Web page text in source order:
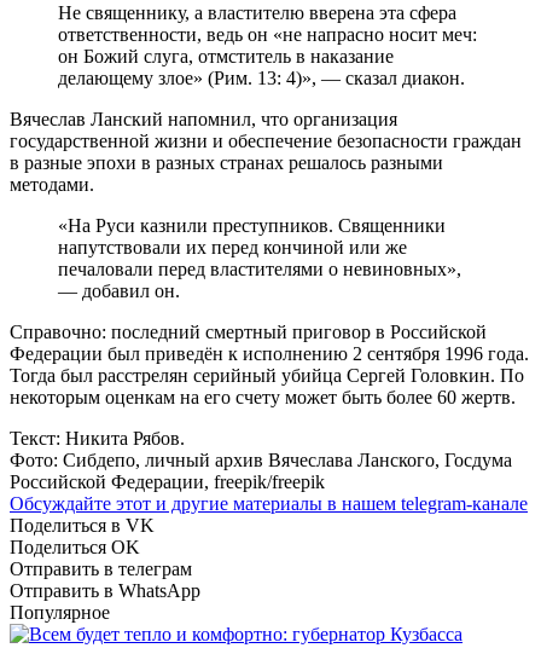
Не священнику, а властителю вверена эта сфера
ответственности, ведь он «не напрасно носит меч:
он Божий слуга, отмститель в наказание
делающему злое» (Рим. 13: 4)», — сказал диакон.
Вячеслав Ланский напомнил, что организация
государственной жизни и обеспечение безопасности граждан
в разные эпохи в разных странах решалось разными
методами.
«На Руси казнили преступников. Священники
напутствовали их перед кончиной или же
печаловали перед властителями о невиновных»,
— добавил он.
Справочно: последний смертный приговор в Российской
Федерации был приведён к исполнению 2 сентября 1996 года.
Тогда был расстрелян серийный убийца Сергей Головкин. По
некоторым оценкам на его счету может быть более 60 жертв.
Текст: Никита Рябов.
Фото: Сибдепо, личный архив Вячеслава Ланского, Госдума
Российской Федерации, freepik/freepik
Обсуждайте этот и другие материалы в нашем telegram-канале
Поделиться в VK
Поделиться OK
Отправить в телеграм
Отправить в WhatsApp
Популярное